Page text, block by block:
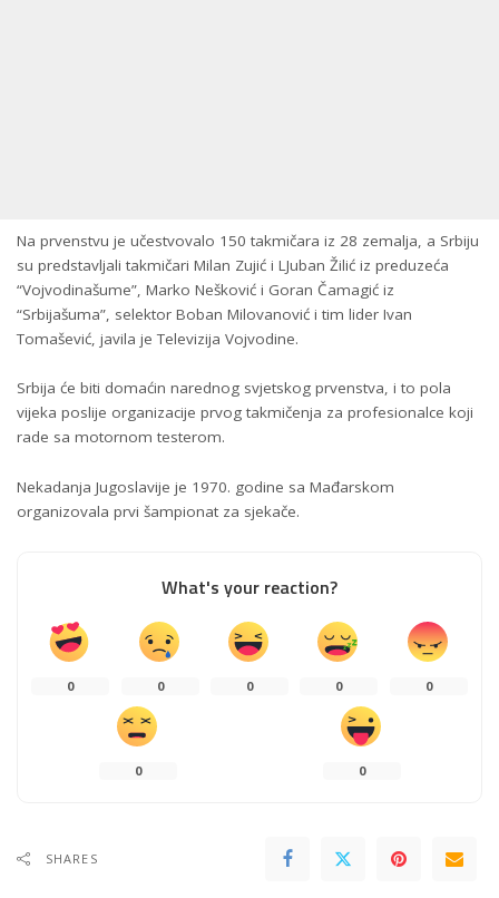
Na prvenstvu je učestvovalo 150 takmičara iz 28 zemalja, a Srbiju
su predstavljali takmičari Milan Zujić i LJuban Žilić iz preduzeća
“Vojvodinašume”, Marko Nešković i Goran Čamagić iz
“Srbijašuma”, selektor Boban Milovanović i tim lider Ivan
Tomašević, javila je Televizija Vojvodine.
Srbija će biti domaćin narednog svjetskog prvenstva, i to pola
vijeka poslije organizacije prvog takmičenja za profesionalce koji
rade sa motornom testerom.
Nekadanja Jugoslavije je 1970. godine sa Mađarskom
organizovala prvi šampionat za sjekače.
What's your reaction?
0 0 0 0 0
0 0
SHARES